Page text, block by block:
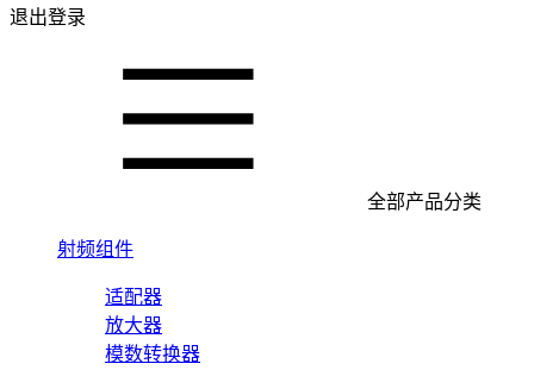
退出登录
全部产品分类
射频组件
适配器
放大器
模数转换器